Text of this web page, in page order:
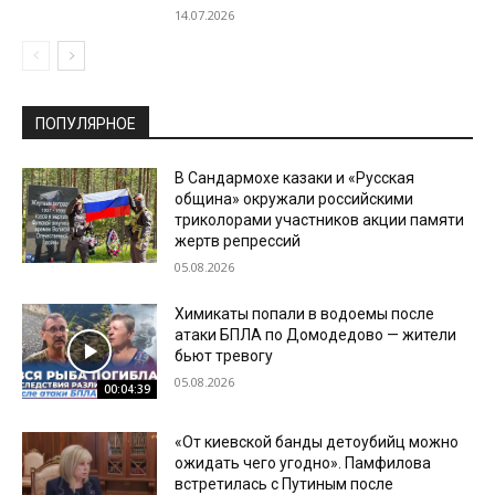
14.07.2026
ПОПУЛЯРНОЕ
В Сандармохе казаки и «Русская
община» окружали российскими
триколорами участников акции памяти
жертв репрессий
05.08.2026
00:04:39
Химикаты попали в водоемы после
атаки БПЛА по Домодедово — жители
бьют тревогу
05.08.2026
«От киевской банды детоубийц можно
ожидать чего угодно». Памфилова
встретилась с Путиным после